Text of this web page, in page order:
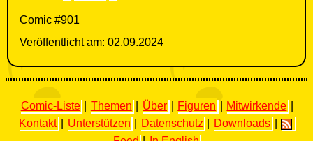
Comic #901
Veröffentlicht am: 02.09.2024
Comic-Liste Themen Über Figuren Mitwirkende
Kontakt
Unterstützen Datenschutz Downloads